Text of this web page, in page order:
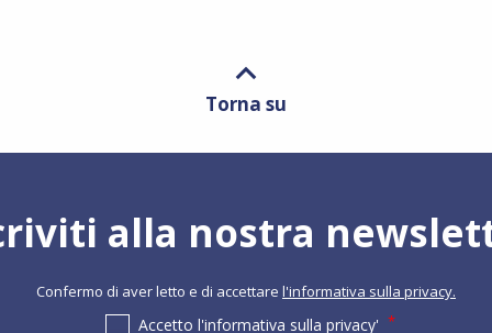
Torna su
alla nostra
Confermo di aver letto e di accettare l'informativa sulla privacy.
Accetto l'informativa sulla privacy'